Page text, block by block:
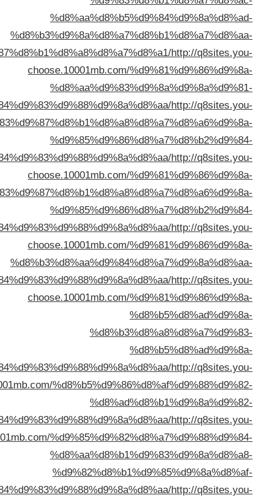
choose.10001mb.com/
choose.10001mb.com/
choose.10001mb.com/
choose.10001mb.com/
choose.10001mb.com/
choose.10001mb.com/
choose.10001mb.com/